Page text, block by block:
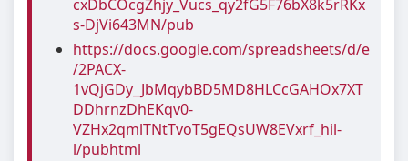
cxDbCOcgZhjy_Vucs_qy2fG5F76bX8k5rRKx
s-DjVi643MN/pub
https://docs.google.com/spreadsheets/d/e
/2PACX-
1vQjGDy_JbMqybBD5MD8HLCcGAHOx7XT
DDhrnzDhEKqv0-
VZHx2qmlTNtTvoT5gEQsUW8EVxrf_hil-
l/pubhtml